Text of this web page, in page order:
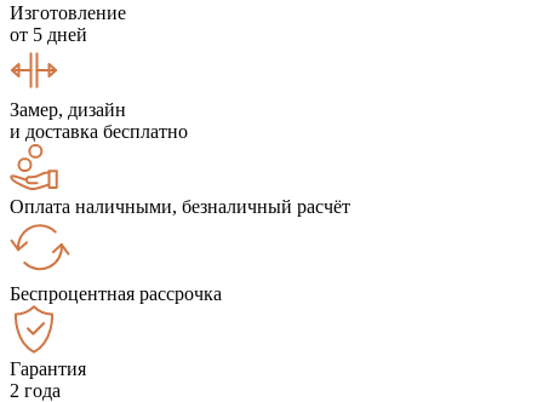
Изготовление
от 5 дней
Замер, дизайн
и доставка бесплатно
Оплата наличными, безналичный расчёт
Беспроцентная рассрочка
Гарантия
2 года